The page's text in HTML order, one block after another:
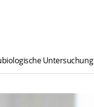
Untersuchung